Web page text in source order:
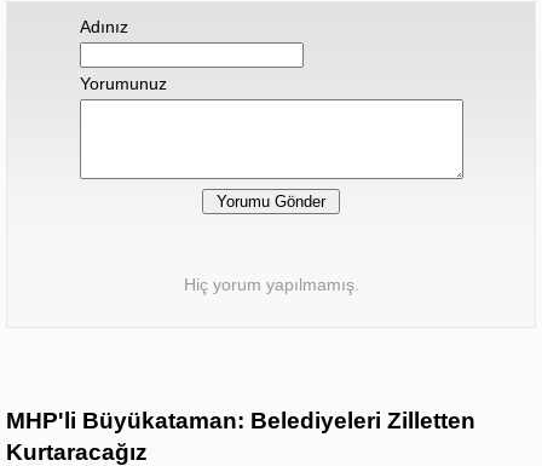
Adınız
Yorumunuz
Hiç yorum yapılmamış.
MHP'li Büyükataman: Belediyeleri Zilletten
Kurtaracağız